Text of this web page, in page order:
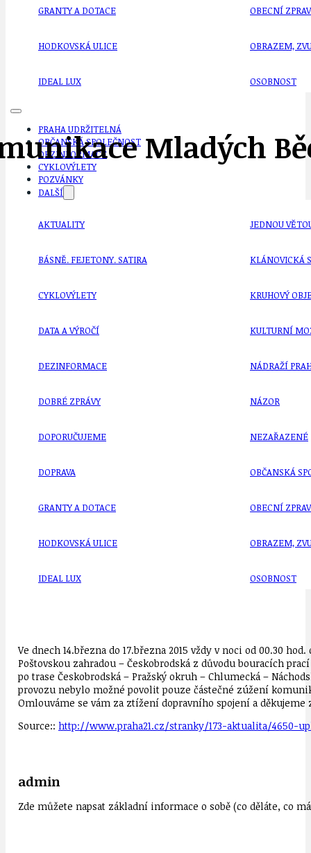
GRANTY A DOTACE
HODKOVSKÁ ULICE
IDEAL LUX
OBECNÍ
OBRAZEM,
OSOBNOST
PRAHA UDRŽITELNÁ
OBČANSKÁ SPOLEČNOST
DEZINFORMACE
CYKLOVÝLETY
POZVÁNKY
DALŠÍ
AKTUALITY
BÁSNĚ. FEJETONY. SATIRA
CYKLOVÝLETY
DATA A VÝROČÍ
DEZINFORMACE
DOBRÉ ZPRÁVY
DOPORUČUJEME
DOPRAVA
GRANTY A DOTACE
HODKOVSKÁ ULICE
IDEAL LUX
JEDNOU
KLÁNOVICKÁ
KRUHOVÝ
KULTURNÍ
NÁDRAŽÍ
NÁZOR
NEZAŘAZENÉ
OBČANSKÁ
OBECNÍ
OBRAZEM,
OSOBNOST
Mladých
Ve dnech 14.března do 17.března 2015 vždy v noci od 00.30
Poštovskou zahradou – Českobrodská z důvodu bouracích
po trase Českobrodská – Pražský okruh – Chlumecká –
provozu nebylo možné povolit pouze částečné zúžení
Omlouváme se vám za ztížení dopravního spojení a děkujeme
Source:: http://www.praha21.cz/stranky/173-aktualita/4650-
admin
Zde můžete napsat základní informace o sobě (co děláte, co